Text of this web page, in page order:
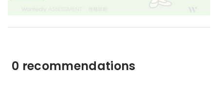
創業者で代表取締役Founderの栗山は、2003年に三菱商事
■運営サービスについて
0 recommendations